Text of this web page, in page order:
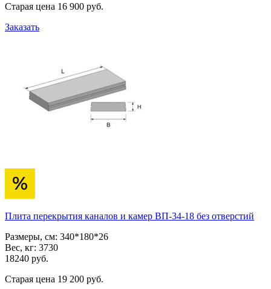
Старая цена 16 900 pуб.
Заказать
Плита перекрытия каналов и камер ВП-34-18 без отверстий
Размеры, см: 340*180*26
Вес, кг: 3730
18240 pуб.
Старая цена 19 200 pуб.